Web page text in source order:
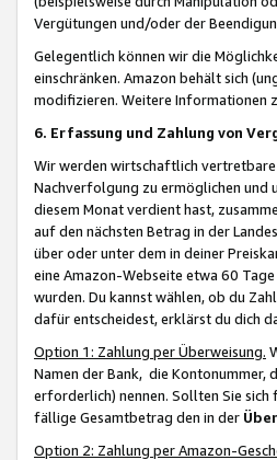
Vergütungen und/oder der
Gelegentlich können wir die
einschränken. Amazon behält sich
modifizieren. Weitere Informationen
6. Erfassung und Zahlung von
Wir werden wirtschaftlich
Nachverfolgung zu ermöglichen und
diesem Monat verdient hast,
auf den nächsten Betrag in der
über oder unter dem in deiner
eine Amazon-Webseite etwa 60
wurden. Du kannst wählen, ob du
dafür entscheidest, erklärst du dich
Option 1: Zahlung per Überweisung.
Namen der Bank, die Kontonummer,
erforderlich) nennen. Sollten Sie sich
fällige Gesamtbetrag den in der
Option 2: Zahlung per Amazon-